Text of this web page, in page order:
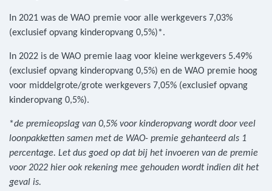
In 2021 was de WAO premie voor alle werkgevers 7,03%
(exclusief opvang kinderopvang 0,5%)*.
In 2022 is de WAO premie laag voor kleine werkgevers 5.49%
(exclusief opvang kinderopvang 0,5%) en de WAO premie hoog
voor middelgrote/grote werkgevers 7,05% (exclusief opvang
kinderopvang 0,5%).
*de premieopslag van 0,5% voor kinderopvang wordt door veel
loonpakketten samen met de WAO- premie gehanteerd als 1
percentage. Let dus goed op dat bij het invoeren van de premie
voor 2022 hier ook rekening mee gehouden wordt indien dit het
geval is.